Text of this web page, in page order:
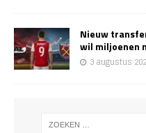
Nieuw
wil miljoenen
3 augustus